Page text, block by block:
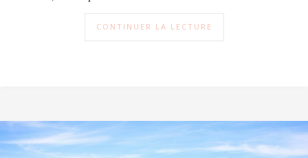
sécurisante, l’enfant sera davantage en confiance pour exprimer
Une vie de famille harmonieuse
CONTINUER LA LECTURE